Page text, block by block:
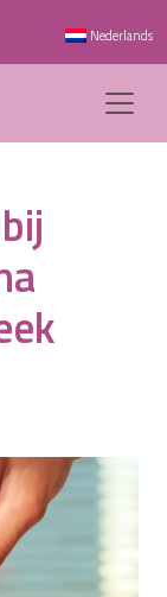
Nederlands